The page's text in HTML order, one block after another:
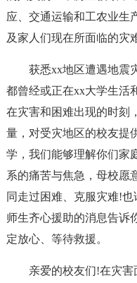
应、交通运输和工农业生
及家人们现在所面临的灾
获悉xx地区遭遇地震
都曾经或正在xx大学生活
在灾害和困难出现的时刻
量，对受灾地区的校友提
学，我们能够理解你们家
系的痛苦与焦急，母校愿
同走过困难、克服灾难!
师生齐心援助的消息告诉
定放心、等待救援。
亲爱的校友们!在灾